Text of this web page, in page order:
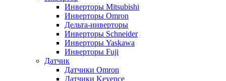
Инверторы Mitsubishi
Инверторы Omron
Дельта-инверторы
Инверторы Schneider
Инверторы Yaskawa
Инверторы Fuji
Датчик
Датчики Omron
Датчики Keyence